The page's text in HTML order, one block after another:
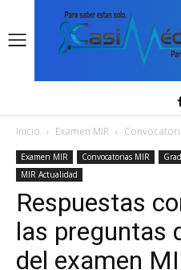
Inicio Examen MIR
Examen MIR Convocatorias MIR
MIR Actualidad
Respuestas
las preguntas
del examen